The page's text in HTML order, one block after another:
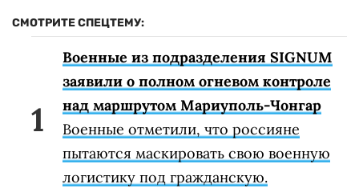
СМОТРИТЕ СПЕЦТЕМУ:
Военные из подразделения SIGNUM
заявили о полном огневом контроле
над маршрутом Мариуполь-Чонгар
Военные отметили, что россияне
пытаются маскировать свою военную
логистику под гражданскую.